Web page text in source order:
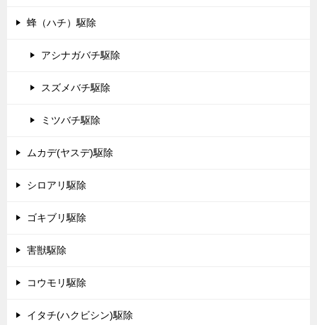
蜂（ハチ）駆除
アシナガバチ駆除
スズメバチ駆除
ミツバチ駆除
ムカデ(ヤスデ)駆除
シロアリ駆除
ゴキブリ駆除
害獣駆除
コウモリ駆除
イタチ(ハクビシン)駆除